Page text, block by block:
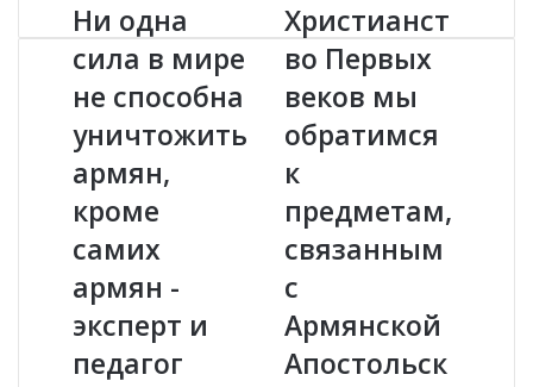
Н
и
о
д
н
а
и
л
в
м
р
е
Ни одна
сила в мире
не способна
уничтожить
армян,
кроме
самих
армян -
эксперт и
педагог
Х
р
и
с
т
и
н
с
в
о
П
е
р
Христианст
во Первых
веков мы
обратимся
к
предметам,
связанным
с
Армянской
Апостольск